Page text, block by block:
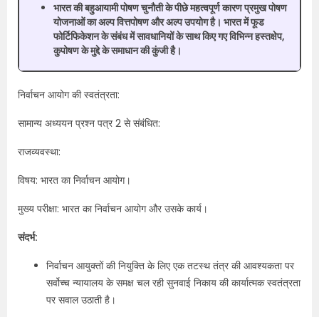
भारत की बहुआयामी पोषण चुनौती के पीछे महत्वपूर्ण कारण प्रमुख पोषण
योजनाओं का अल्प वित्तपोषण और अल्प उपयोग है। भारत में फूड
फोर्टिफिकेशन के संबंध में सावधानियों के साथ किए गए विभिन्न हस्तक्षेप,
कुपोषण के मुद्दे के समाधान की कुंजी है।
निर्वाचन आयोग की स्वतंत्रता:
सामान्य अध्ययन प्रश्न पत्र 2 से संबंधित:
राजव्यवस्था:
विषय: भारत का निर्वाचन आयोग।
मुख्य परीक्षा: भारत का निर्वाचन आयोग और उसके कार्य।
संदर्भ:
निर्वाचन आयुक्तों की नियुक्ति के लिए एक तटस्थ तंत्र की आवश्यकता पर
सर्वोच्च न्यायालय के समक्ष चल रही सुनवाई निकाय की कार्यात्मक स्वतंत्रता
पर सवाल उठाती है।